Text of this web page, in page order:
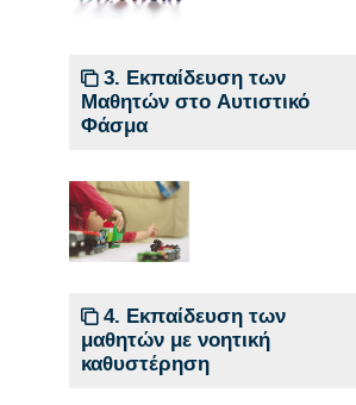
3. Εκπαίδευση των
Μαθητών στο Αυτιστικό
Φάσμα
4. Εκπαίδευση των
μαθητών με νοητική
καθυστέρηση